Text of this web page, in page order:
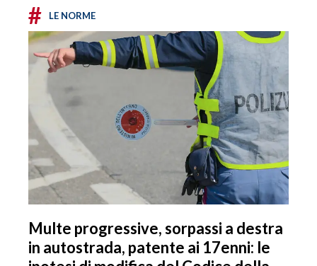
# LE NORME
Multe progressive, sorpassi a destra
in autostrada, patente ai 17enni: le